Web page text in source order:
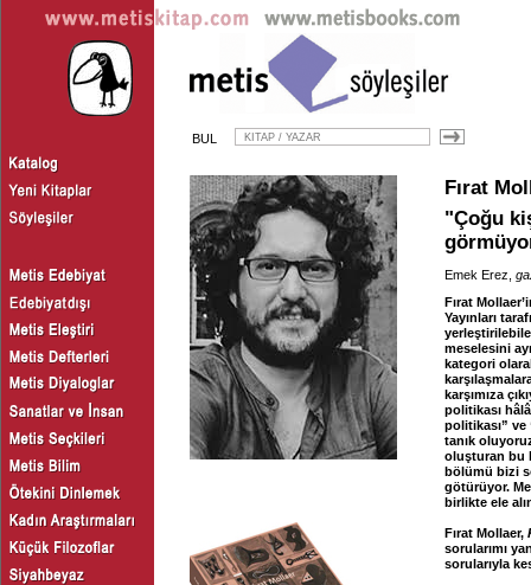
BUL
Fırat
"Çoğu
Emek Erez,
Fırat
Yayınları
meselesini
kategori
karşımıza
politikası
politikası” ve
tanık
oluşturan bu
bölümü bizi
götürüyor.
birlikte ele
Fırat Mollaer,
sorularımı
sorularıyla